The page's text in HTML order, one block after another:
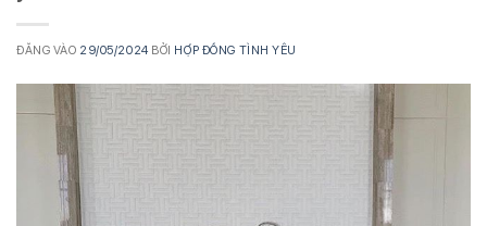
ĐĂNG VÀO 29/05/2024 BỞI HỢP ĐỒNG TÌNH YÊU